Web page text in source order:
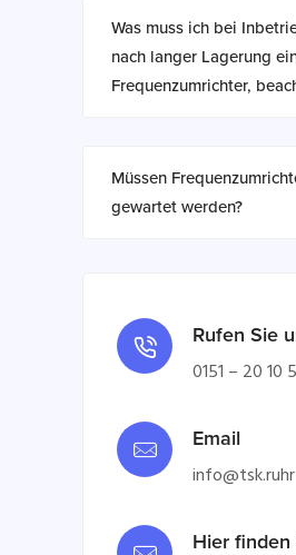
Was muss ich bei
nach langer Lagerung
Frequenzumrichter,
Müssen
gewartet werden?
Rufen Sie
0151 – 20 10
Email
info@tsk.ruhr
Hier finden